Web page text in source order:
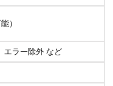
）
エラー除外 など